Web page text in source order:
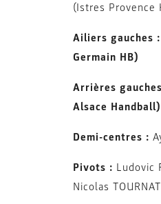
(Istres Provence
Ailiers gauches :
Germain HB)
Arrières
Alsace Handball)
Demi-centres :
Pivots : Ludovic
Nicolas